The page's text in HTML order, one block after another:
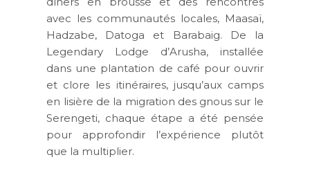
avec les communautés locales, Maasaï,
Hadzabe, Datoga et Barabaig. De la
Legendary Lodge d’Arusha, installée
dans une plantation de café pour ouvrir
et clore les itinéraires, jusqu’aux camps
en lisière de la migration des gnous sur le
Serengeti, chaque étape a été pensée
pour approfondir l’expérience plutôt
que la multiplier.